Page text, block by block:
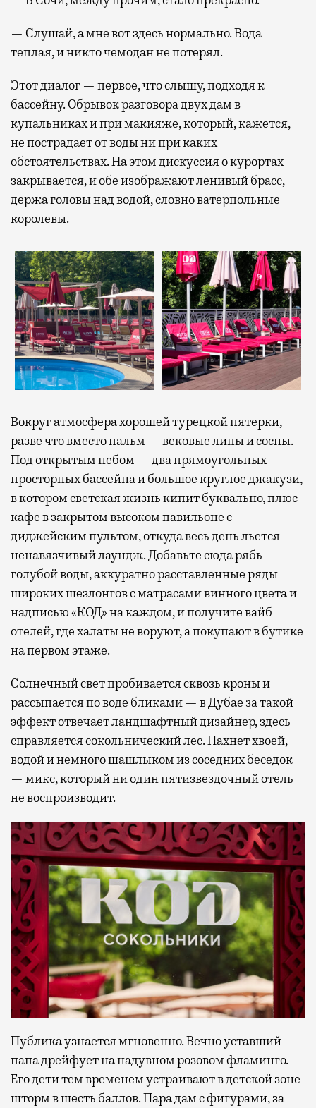
— Слушай, а мне вот здесь нормально. Вода
теплая, и никто чемодан не потерял.
Этот диалог — первое, что слышу, подходя к
бассейну. Обрывок разговора двух дам в
купальниках и при макияже, который, кажется,
не пострадает от воды ни при каких
обстоятельствах. На этом дискуссия о курортах
закрывается, и обе изображают ленивый брасс,
держа головы над водой, словно ватерпольные
королевы.
Вокруг атмосфера хорошей турецкой пятерки,
разве что вместо пальм — вековые липы и сосны.
Под открытым небом — два прямоугольных
просторных бассейна и большое круглое джакузи,
в котором светская жизнь кипит буквально, плюс
кафе в закрытом высоком павильоне с
диджейским пультом, откуда весь день льется
ненавязчивый лаундж. Добавьте сюда рябь
голубой воды, аккуратно расставленные ряды
широких шезлонгов с матрасами винного цвета и
надписью «КОД» на каждом, и получите вайб
отелей, где халаты не воруют, а покупают в бутике
на первом этаже.
Солнечный свет пробивается сквозь кроны и
рассыпается по воде бликами — в Дубае за такой
эффект отвечает ландшафтный дизайнер, здесь
справляется сокольнический лес. Пахнет хвоей,
водой и немного шашлыком из соседних беседок
— микс, который ни один пятизвездочный отель
не воспроизводит.
Публика узнается мгновенно. Вечно уставший
папа дрейфует на надувном розовом фламинго.
Его дети тем временем устраивают в детской зоне
шторм в шесть баллов. Пара дам с фигурами, за